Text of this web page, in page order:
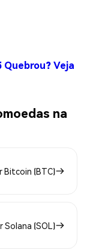
Quebrou? Veja
na
Bitcoin (BTC)
Solana (SOL)